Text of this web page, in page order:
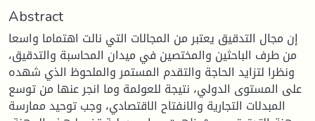
Abstract
إن مجال التدقيق يعتبر من المجالات التي نالت اهتماما واسعا
من طرف الباحثين والمختصين في ميدان المحاسبة والتدقيق،
ونظرا لتزايد الحاجة والتقدم المستمر والملحوظ الذي شهده
على المستوى الدولي، نتيجة للعولمة وما انجر عنها من توسع
المبدلات التجارية والانفتاح الاقتصادي، وجب توحيد ممارسة